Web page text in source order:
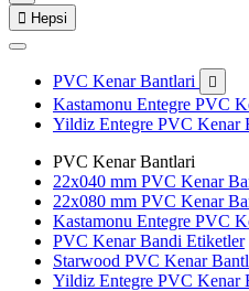
 Hepsi
PVC Kenar Bantlari 
Kastamonu Entegre PVC
Yildiz Entegre PVC Kenar
PVC Kenar Bantlari
22x040 mm PVC Kenar
22x080 mm PVC Kenar
Kastamonu Entegre PVC
PVC Kenar Bandi Etiketler
Starwood PVC Kenar
Yildiz Entegre PVC Kenar